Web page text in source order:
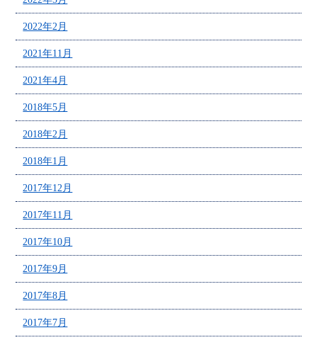
2022年2月
2021年11月
2021年4月
2018年5月
2018年2月
2018年1月
2017年12月
2017年11月
2017年10月
2017年9月
2017年8月
2017年7月